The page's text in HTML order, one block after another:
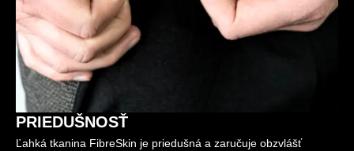
PRIEDUŠNOSŤ
Ľahká tkanina FibreSkin je priedušná a zaručuje obzvlášť